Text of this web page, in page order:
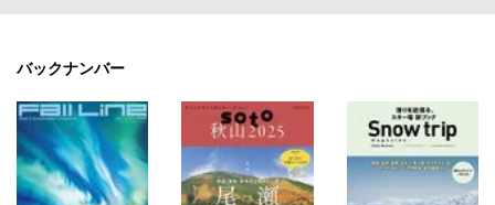
バックナンバー